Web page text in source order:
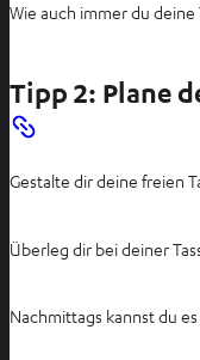
Wie auch immer du
Tipp 2: Plane
Gestalte dir deine freien
Überleg dir bei deiner
Nachmittags kannst du